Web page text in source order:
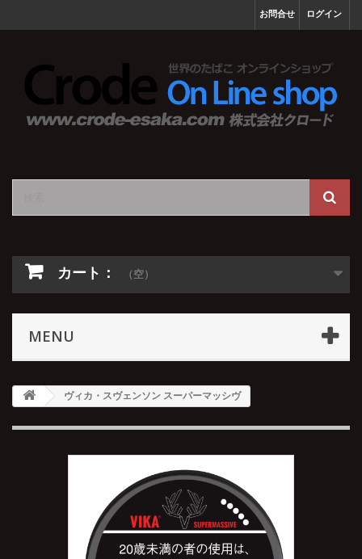
ログイン
お問合せ
カート： （空）
MENU
ヴィカ・スヴェンソン スーパーマッシヴ